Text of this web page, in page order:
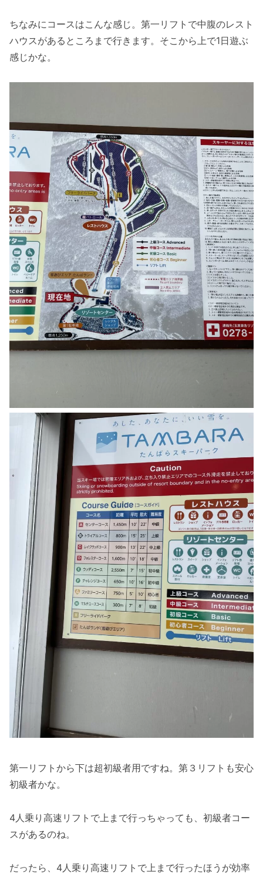
ちなみにコースはこんな感じ。第一リフトで中腹のレスト
ハウスがあるところまで行きます。そこから上で1日遊ぶ
感じかな。
第一リフトから下は超初級者用ですね。第３リフトも安心
初級者かな。
4人乗り高速リフトで上まで行っちゃっても、初級者コー
スがあるのね。
だったら、4人乗り高速リフトで上まで行ったほうが効率